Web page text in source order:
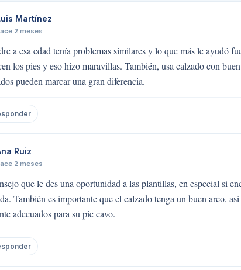
Martínez
2 meses
a esa edad tenía problemas similares y lo que más le ayudó
los pies y eso hizo maravillas. También, usa calzado con
pueden marcar una gran diferencia.
Ruiz
2 meses
que le des una oportunidad a las plantillas, en especial si
También es importante que el calzado tenga un buen arco,
adecuados para su pie cavo.